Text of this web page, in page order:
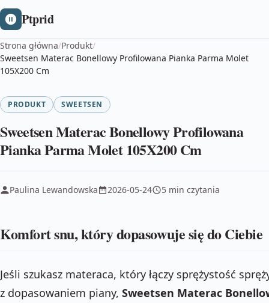
Ptprid
Strona główna/Produkt/
Sweetsen Materac Bonellowy Profilowana Pianka Parma Molet
105X200 Cm
PRODUKT SWEETSEN
Sweetsen Materac Bonellowy Profilowana
Pianka Parma Molet 105X200 Cm
Paulina Lewandowska 2026-05-24 5 min czytania
Komfort snu, który dopasowuje się do Ciebie
Jeśli szukasz materaca, który łączy sprężystość
z dopasowaniem piany, Sweetsen Materac